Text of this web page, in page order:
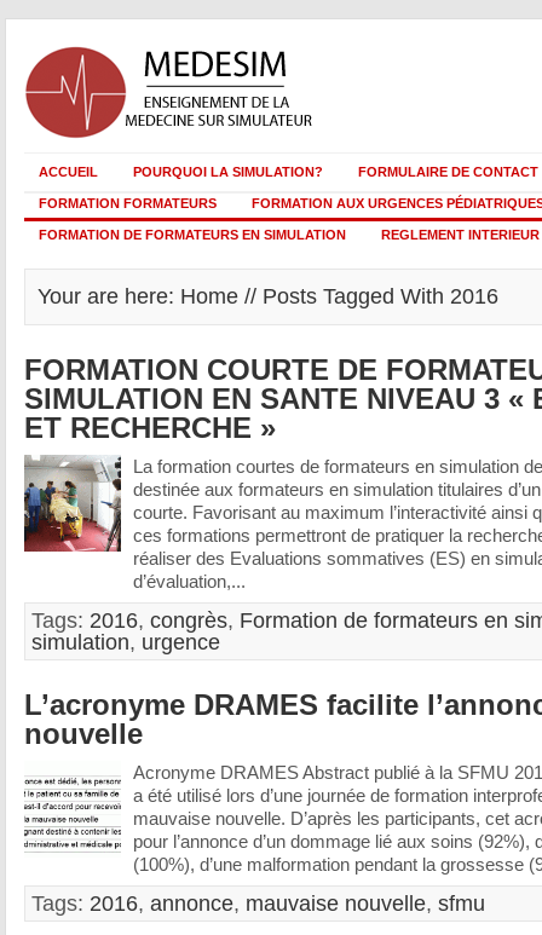
ACCUEIL POURQUOI LA SIMULATION? FORMULAIRE DE CONTACT
FORMATION FORMATEURS FORMATION AUX URGENCES
FORMATION DE FORMATEURS EN SIMULATION REGLEMENT INTERIEUR
Your are here: Home // Posts Tagged With 2016
FORMATION COURTE DE
SIMULATION EN SANTE NIVEAU 3 «
ET RECHERCHE »
La formation courtes de formateurs en simulation
destinée aux formateurs en simulation titulaires
courte. Favorisant au maximum l’interactivité ainsi
ces formations permettront de pratiquer la
réaliser des Evaluations sommatives (ES) en
d’évaluation,...
Tags: 2016, congrès, Formation de formateurs en
simulation, urgence
L’acronyme DRAMES facilite
nouvelle
Acronyme DRAMES Abstract publié à la SFMU
a été utilisé lors d’une journée de formation
mauvaise nouvelle. D’après les participants, cet
pour l’annonce d’un dommage lié aux soins (92%),
(100%), d’une malformation pendant la grossesse
Tags: 2016, annonce, mauvaise nouvelle, sfmu